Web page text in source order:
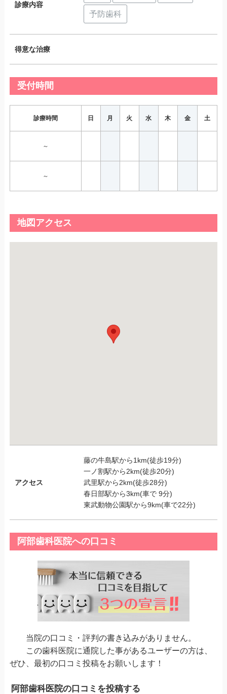
診療内容
予防歯科
得意な治療
受付時間
診療時間 日 月 火 水 木 金 土
～
～
地図アクセス
アクセス
藤の牛島駅から1km(徒歩19分)
一ノ割駅から2km(徒歩20分)
武里駅から2km(徒歩28分)
春日部駅から3km(車で 9分)
東武動物公園駅から9km(車で22分)
阿部歯科医院への口コミ
当院の口コミ・評判の書き込みがありません。
この歯科医院に通院した事があるユーザーの方は、
ぜひ、最初の口コミ投稿をお願いします！
阿部歯科医院の口コミを投稿する